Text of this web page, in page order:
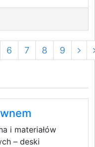
6 7 8 9
i materiałów
– deski